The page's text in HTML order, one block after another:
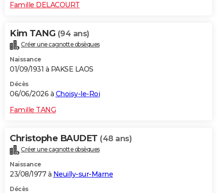
Famille DELACOURT
Kim TANG (94 ans)
Créer une cagnotte obsèques
Naissance
01/09/1931 à PAKSE LAOS
Décès
06/06/2026 à Choisy-le-Roi
Famille TANG
Christophe BAUDET (48 ans)
Créer une cagnotte obsèques
Naissance
23/08/1977 à Neuilly-sur-Marne
Décès